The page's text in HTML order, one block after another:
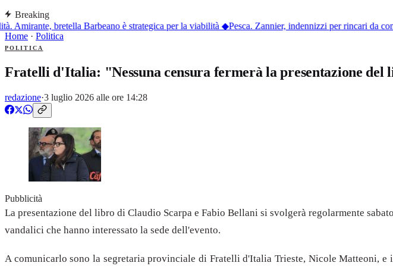
Breaking
Amirante, bretella Barbeano è strategica per la viabilità◆ Pesca. Zannier, indennizzi per rincari da
Home · Politica
POLITICA
Fratelli d'Italia: "Nessuna censura fermerà la presentazione del
redazione·3 luglio 2026 alle ore 14:28
Pubblicità
La presentazione del libro di Claudio Scarpa e Fabio Bellani si svolgerà regolarmente
vandalici che hanno interessato la sede dell'evento.
A comunicarlo sono la segretaria provinciale di Fratelli d'Italia Trieste, Nicole Matteoni,